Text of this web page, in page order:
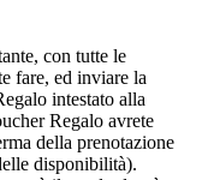
con tutte le
fare, ed inviare la
intestato alla
Regalo avrete
della prenotazione
disponibilità).